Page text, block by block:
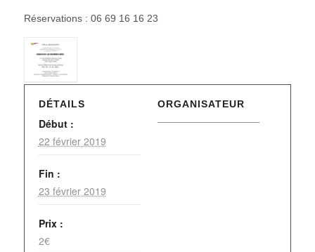
Réservations : 06 69 16 16 23
DÉTAILS
Début :
22 février 2019
Fin :
23 février 2019
Prix :
2€
ORGANISATEUR